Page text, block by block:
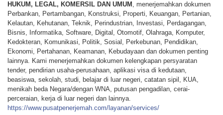
HUKUM, LEGAL, KOMERSIL DAN UMUM , menerjemahkan dokumen
Perbankan, Pertambangan, Konstruksi, Properti, Keuangan, Pertanian,
Kelautan, Kehutanan, Teknik, Perindustrian, Investasi, Perdagangan,
Bisnis, Informatika, Software, Digital, Otomotif, Olahraga, Komputer,
Kedokteran, Komunikasi, Politik, Sosial, Perkebunan, Pendidikan,
Ekonomi, Pertahanan, Keamanan, Kebudayaan dan dokumen penting
lainnya. Kami menerjemahkan dokumen kelengkapan persyaratan
tender, pendirian usaha-perusahaan, aplikasi visa di kedutaan,
beasiswa, sekolah, studi, belajar di luar negeri, catatan sipil, KUA,
menikah beda Negara/dengan WNA, putusan pengadilan, cerai-
perceraian, kerja di luar negeri dan lainnya.
https://www.pusatpenerjemah.com/layanan/services/